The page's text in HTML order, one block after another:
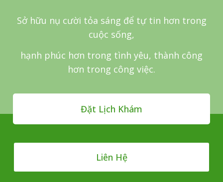
Sở hữu nụ cười tỏa sáng để tự tin hơn trong
cuộc sống,
hạnh phúc hơn trong tình yêu, thành công
hơn trong công việc.
Đặt Lịch Khám
Liên Hệ